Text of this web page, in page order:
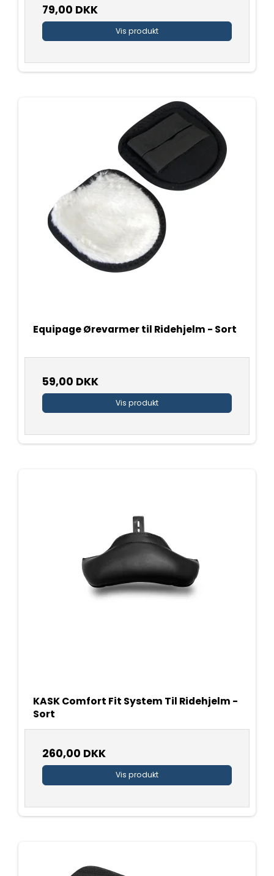
79,00 DKK
Vis produkt
Equipage Ørevarmer til Ridehjelm - Sort
59,00 DKK
Vis produkt
KASK Comfort Fit System Til Ridehjelm -
Sort
260,00 DKK
Vis produkt